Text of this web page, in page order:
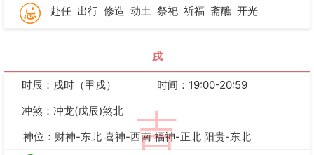
赴任 出行 修造 动土 祭祀 祈福 斋醮 开光
戌
吉
时辰：戌时（甲戌）
时间：19:00-20:59
冲煞：冲龙(戊辰)煞北
神位：财神-东北 喜神-西南 福神-正北 阳贵-东北